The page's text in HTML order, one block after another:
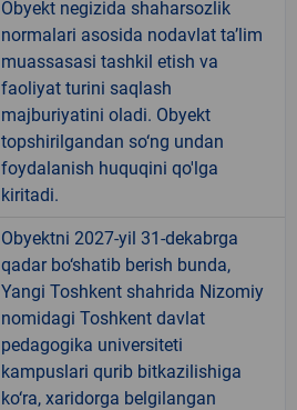
Obyekt negizida shaharsozlik
normalari asosida nodavlat ta’lim
muassasasi tashkil etish va
faoliyat turini saqlash
majburiyatini oladi. Obyekt
topshirilgandan so‘ng undan
foydalanish huquqini qo'lga
kiritadi.
Obyektni 2027-yil 31-dekabrga
qadar bo‘shatib berish bunda,
Yangi Toshkent shahrida Nizomiy
nomidagi Toshkent davlat
pedagogika universiteti
kampuslari qurib bitkazilishiga
ko‘ra, xaridorga belgilangan